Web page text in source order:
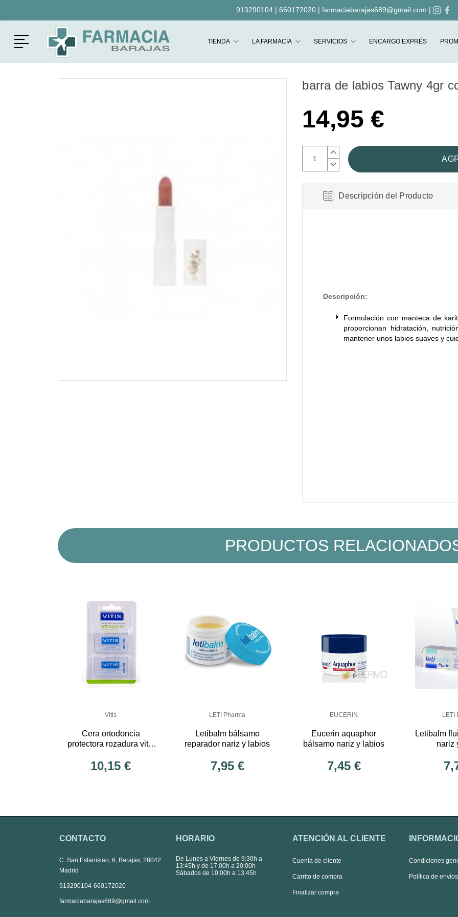
913290104| 660172020| farmaciabarajas689@gmail.com |
Menú TIENDA LA FARMACIA SERVICIOS ENCARGO EXPRÉS
barra de labios Tawny 4gr
14,95 €
AUMENTAR
CANTIDAD:
DISMINUIR
CANTIDAD:
Descripción del Producto
Descripción:
Formulación con manteca de
proporcionan hidratación,
mantener unos labios suaves y
PRODUCTOS
Vitis
Cera ortodoncia
protectora rozadura vitis
10,15 €
LETI Pharma
Letibalm bálsamo
reparador nariz y labios
7,95 €
EUCERIN
Eucerin aquaphor
bálsamo nariz y labios
7,45 €
LETI
Letibalm
nariz
CONTACTO
C. San Estanislao, 6, Barajas, 28042
Madrid
913290104 660172020
farmaciabarajas689@gmail.com
HORARIO
De Lunes a Viernes de 9:30h a
13:45h y de 17:00h a 20:00h
Sábados de 10:00h a 13:45h
ATENCIÓN AL CLIENTE
Cuenta de cliente
Carrito de compra
Finalizar compra
Condiciones
Política de